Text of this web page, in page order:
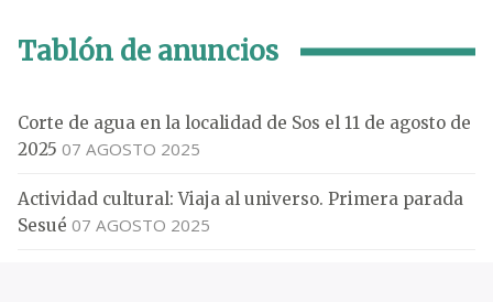
Tablón de anuncios
Corte de agua en la localidad de Sos el 11 de agosto de
2025 07 AGOSTO 2025
Actividad cultural: Viaja al universo. Primera parada
Sesué 07 AGOSTO 2025